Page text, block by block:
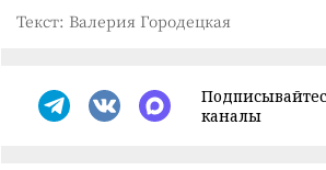
Текст: Валерия Городецкая
каналы